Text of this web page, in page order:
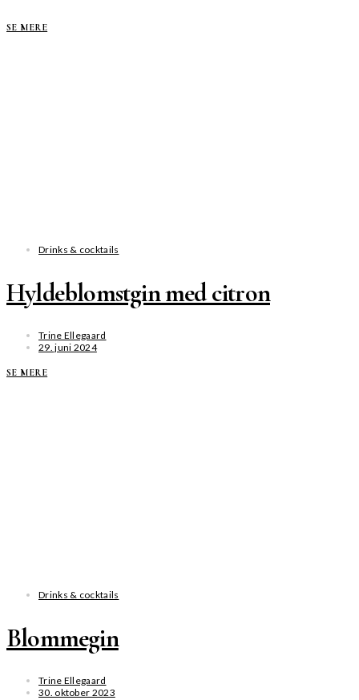
SE MERE
Drinks & cocktails
Hyldeblomstgin med citron
Trine Ellegaard
29. juni 2024
SE MERE
Drinks & cocktails
Blommegin
Trine Ellegaard
30. oktober 2023